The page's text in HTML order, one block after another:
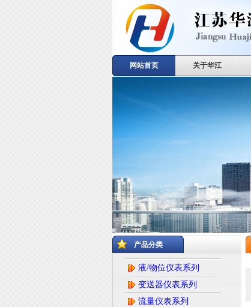
网站首页 关于华江
产品分类
液/物位仪表系列
变送器仪表系列
流量仪表系列